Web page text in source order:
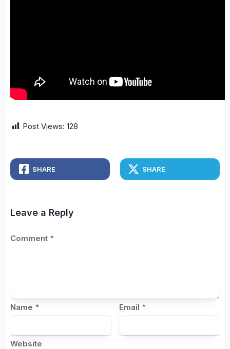
Post Views: 128
SHARE SHARE
Leave a Reply
Comment *
Name * Email *
Website